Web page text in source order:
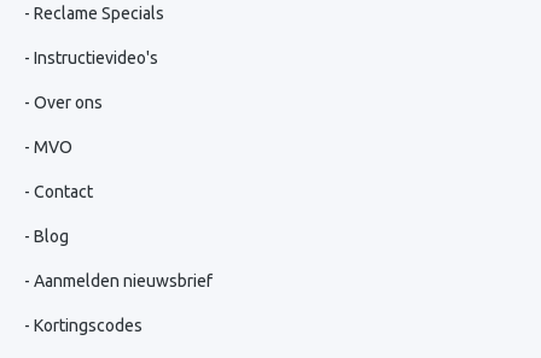
Reclame Specials
Instructievideo's
Over ons
MVO
Contact
Blog
Aanmelden nieuwsbrief
Kortingscodes